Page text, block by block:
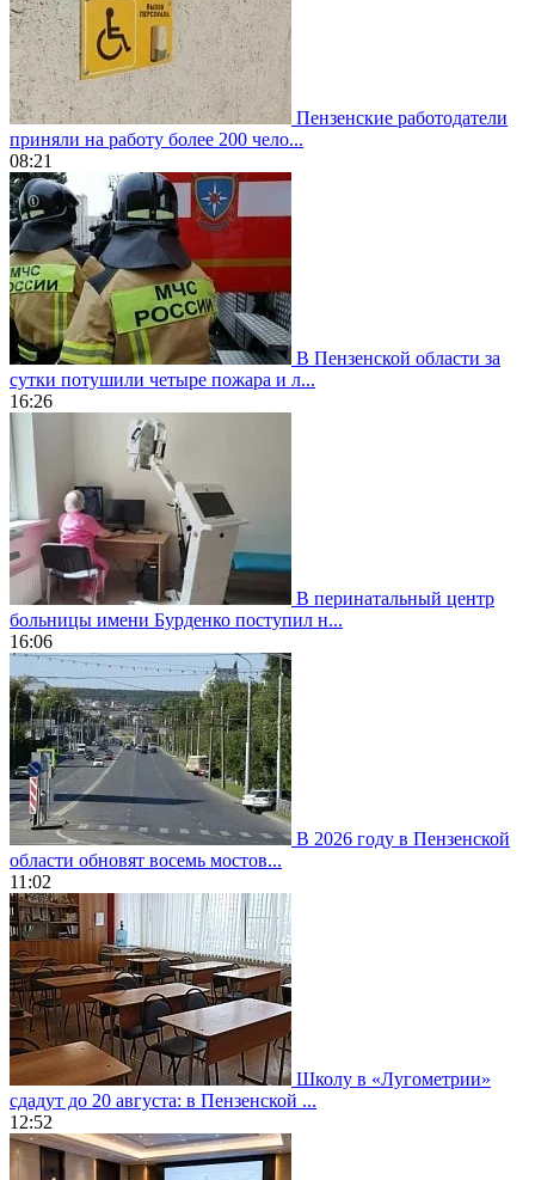
Пензенские работодатели
приняли на работу более 200 чело...
08:21
В Пензенской области за
сутки потушили четыре пожара и л...
16:26
В перинатальный центр
больницы имени Бурденко поступил н...
16:06
В 2026 году в Пензенской
области обновят восемь мостов...
11:02
Школу в «Лугометрии»
сдадут до 20 августа: в Пензенской ...
12:52